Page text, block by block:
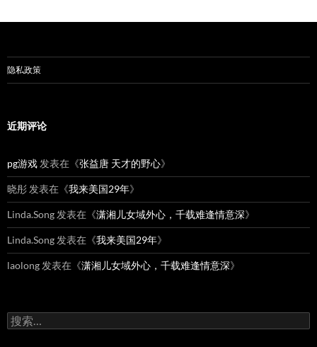
隐私政策
近期评论
pg游戏 发表在《张益唐 天才的野心》
晓彤 发表在《我来美国29年》
Linda.Song 发表在《潇湘儿女域外心，千载难逢情意深》
Linda.Song 发表在《我来美国29年》
laolong 发表在《潇湘儿女域外心，千载难逢情意深》
搜
索：